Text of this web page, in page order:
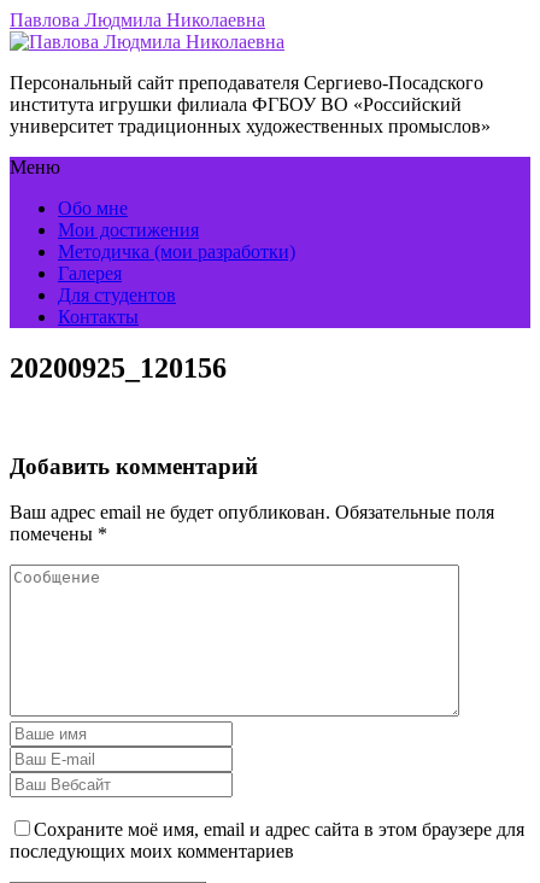
Павлова Людмила Николаевна
Персональный сайт преподавателя Сергиево-Посадского
института игрушки филиала ФГБОУ ВО «Российский
университет традиционных художественных промыслов»
Меню
Обо мне
Мои достижения
Методичка (мои разработки)
Галерея
Для студентов
Контакты
20200925_120156
Добавить комментарий
Ваш адрес email не будет опубликован. Обязательные поля
помечены *
Сохраните моё имя, email и адрес сайта в этом браузере для
последующих моих комментариев